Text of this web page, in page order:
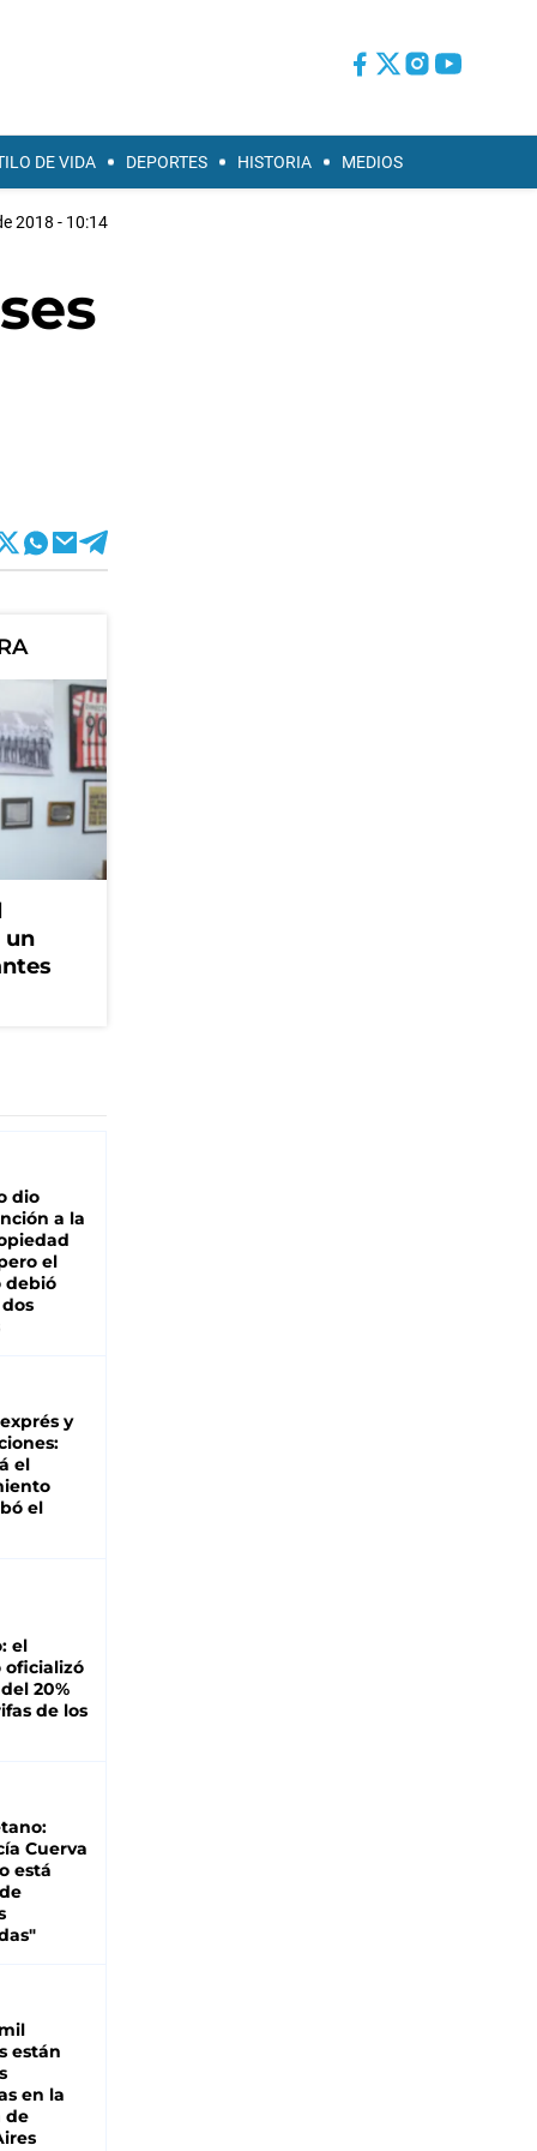
DE VIDA DEPORTES HISTORIA MEDIOS
2018 - 10:14
un
dio
a la
el
debió
y
el
el
el
oficializó
20%
de los
Cuerva
está
están
en la
de